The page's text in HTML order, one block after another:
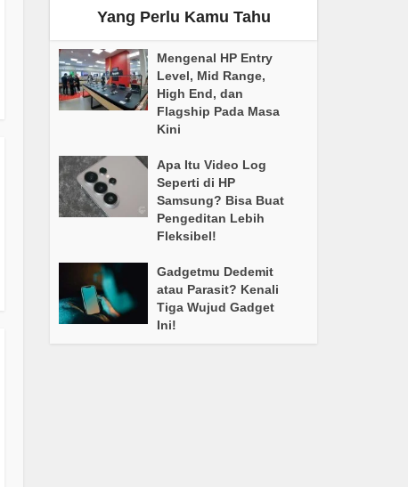
Yang Perlu Kamu Tahu
Mengenal HP Entry
Level, Mid Range,
High End, dan
Flagship Pada Masa
Kini
Apa Itu Video Log
Seperti di HP
Samsung? Bisa Buat
Pengeditan Lebih
Fleksibel!
Gadgetmu Dedemit
atau Parasit? Kenali
Tiga Wujud Gadget
Ini!